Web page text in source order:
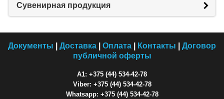
Сувенирная продукция
Документы Доставка Оплата Контакты
Договор
публичной оферты
A1: +375 (44) 534-42-78
Viber: +375 (44) 534-42-78
Whatsapp: +375 (44) 534-42-78